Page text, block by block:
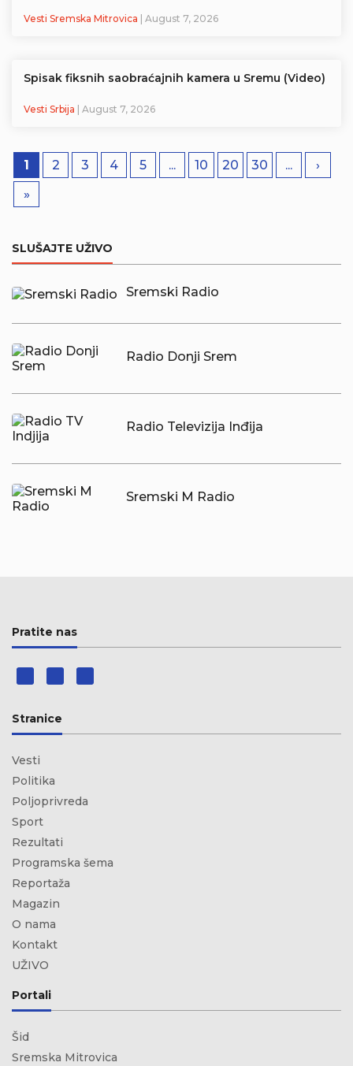
Vesti Sremska Mitrovica | August 7, 2026
Spisak fiksnih saobraćajnih kamera u Sremu (Video)
Vesti Srbija | August 7, 2026
1 2 3 4 5 ... 10 20 30 ...
›
»
SLUŠAJTE UŽIVO
Sremski Radio
Radio Donji Srem
Radio Televizija Inđija
Sremski M Radio
Pratite nas
Stranice
Vesti
Politika
Poljoprivreda
Sport
Rezultati
Programska šema
Reportaža
Magazin
O nama
Kontakt
UŽIVO
Portali
Šid
Sremska Mitrovica